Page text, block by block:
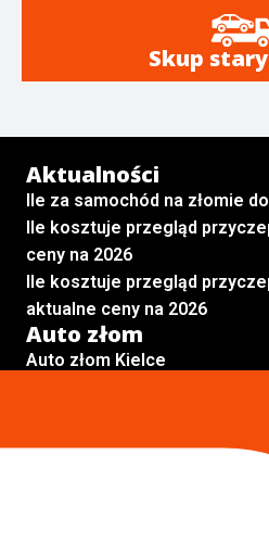
Skup
Aktualności
Ile za samochód na złomie
Ile kosztuje przegląd
ceny na 2026
Ile kosztuje przegląd
aktualne ceny na 2026
Auto złom
Auto złom Kielce